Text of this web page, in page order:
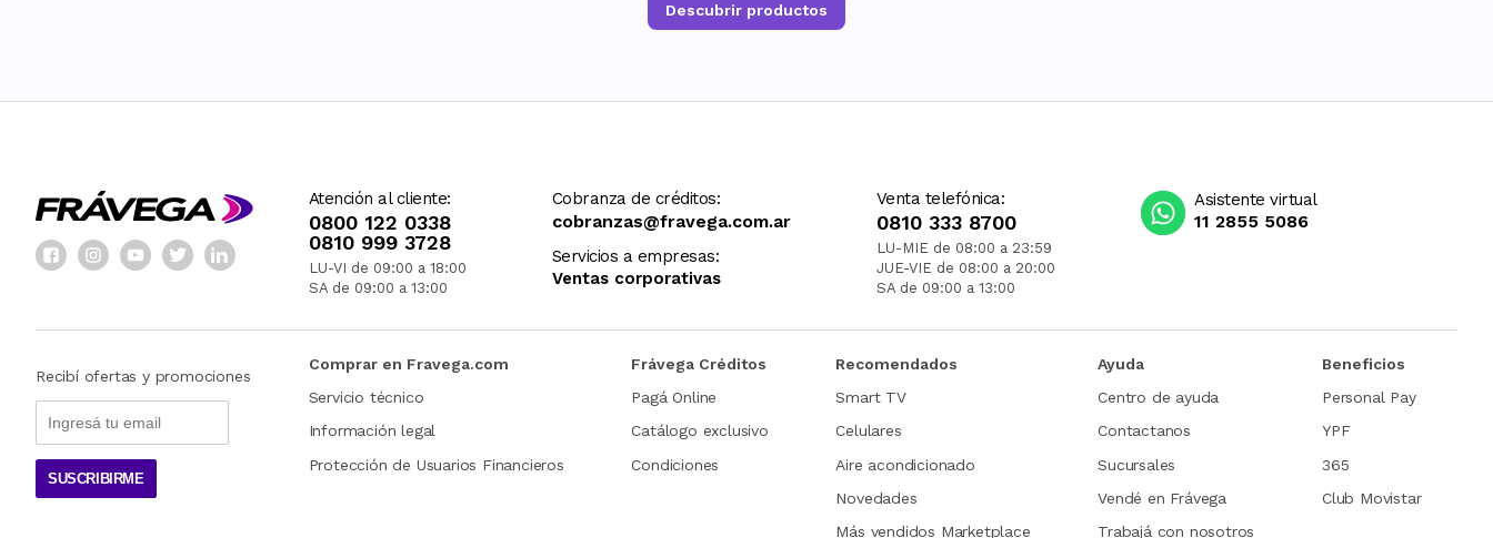
Descubrir productos
Atención al cliente:
0800 122 0338
0810 999 3728
LU-VI de 09:00 a 18:00
SA de 09:00 a 13:00
Cobranza de créditos:
cobranzas@fravega.com.ar
Servicios a empresas:
Ventas corporativas
Venta telefónica:
0810 333 8700
LU-MIE de 08:00 a 23:59
JUE-VIE de 08:00 a 20:00
SA de 09:00 a 13:00
Asistente virtual
11 2855 5086
Recibí ofertas y promociones
SUSCRIBIRME
Comprar en Fravega.com
Servicio técnico
Información legal
Protección de Usuarios Financieros
Frávega Créditos
Pagá Online
Catálogo exclusivo
Condiciones
Recomendados
Smart TV
Celulares
Aire acondicionado
Novedades
Más vendidos Marketplace
Ayuda
Centro de ayuda
Contactanos
Sucursales
Vendé en Frávega
Trabajá con nosotros
Beneficios
Personal Pay
YPF
365
Club Movistar